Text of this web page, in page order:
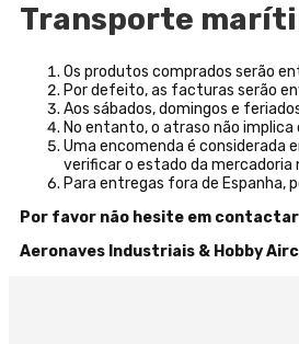
Transporte
Os produtos comprados serão
Por defeito, as facturas serão
Aos sábados, domingos e
No entanto, o atraso não
Uma encomenda é considerada
verificar o estado da mercadoria
Para entregas fora de
Por favor não hesite em
Aeronaves Industriais & Hobby